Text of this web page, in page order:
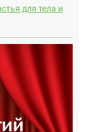
для тела и